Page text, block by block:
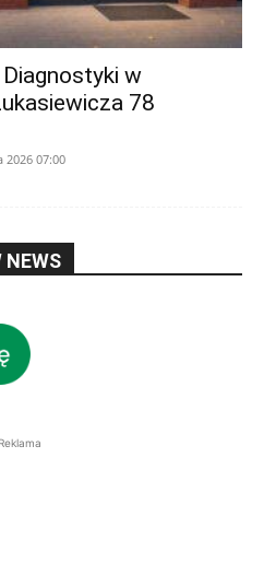
w
78
2026 07:00
NEWS
Reklama